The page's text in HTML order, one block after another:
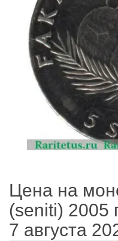
Цена на
(seniti) 2005
7 августа